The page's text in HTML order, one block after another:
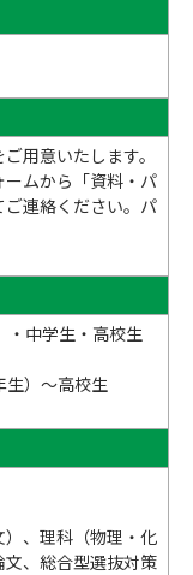
用意いたします。
ムから「資料・パ
連絡ください。パ
・中学生・高校生
生）～高校生
、理科（物理・化
、総合型選抜対策